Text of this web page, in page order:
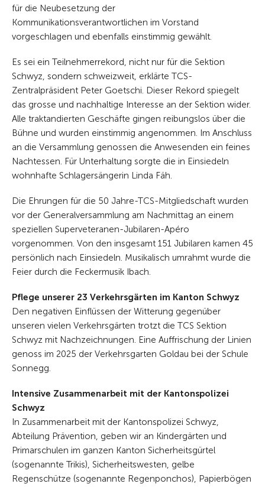
für die Neubesetzung der
Kommunikationsverantwortlichen im Vorstand
vorgeschlagen und ebenfalls einstimmig gewählt.
Es sei ein Teilnehmerrekord, nicht nur für die Sektion
Schwyz, sondern schweizweit, erklärte TCS-
Zentralpräsident Peter Goetschi. Dieser Rekord spiegelt
das grosse und nachhaltige Interesse an der Sektion wider.
Alle traktandierten Geschäfte gingen reibungslos über die
Bühne und wurden einstimmig angenommen. Im Anschluss
an die Versammlung genossen die Anwesenden ein feines
Nachtessen. Für Unterhaltung sorgte die in Einsiedeln
wohnhafte Schlagersängerin Linda Fäh.
Die Ehrungen für die 50 Jahre-TCS-Mitgliedschaft wurden
vor der Generalversammlung am Nachmittag an einem
speziellen Superveteranen-Jubilaren-Apéro
vorgenommen. Von den insgesamt 151 Jubilaren kamen 45
persönlich nach Einsiedeln. Musikalisch umrahmt wurde die
Feier durch die Feckermusik Ibach.
Pflege unserer 23 Verkehrsgärten im Kanton Schwyz
Den negativen Einflüssen der Witterung gegenüber
unseren vielen Verkehrsgärten trotzt die TCS Sektion
Schwyz mit Nachzeichnungen. Eine Auffrischung der Linien
genoss im 2025 der Verkehrsgarten Goldau bei der Schule
Sonnegg.
Intensive Zusammenarbeit mit der Kantonspolizei
Schwyz
In Zusammenarbeit mit der Kantonspolizei Schwyz,
Abteilung Prävention, geben wir an Kindergärten und
Primarschulen im ganzen Kanton Sicherheitsgürtel
(sogenannte Trikis), Sicherheitswesten, gelbe
Regenschütze (sogenannte Regenponchos), Papierbögen